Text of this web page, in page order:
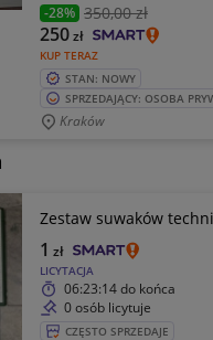
-28% 350,00 zł
KUP TERAZ
250zł
STAN: NOWY
SPRZEDAJĄCY: OSOBA
Kraków
Zestaw suwaków
LICYTACJA
1 zł
06:23:14do końca
0 osób licytuje
CZĘSTO SPRZEDAJE